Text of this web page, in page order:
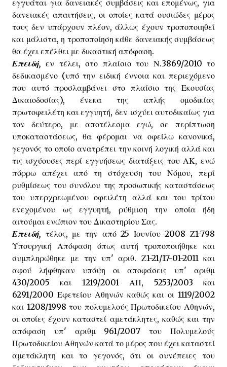
εγγυάται για δανειακές συμβάσεις και επομένως, για
δανειακές απαιτήσεις, οι οποίες κατά ουσιώδες μέρος
τους δεν υπάρχουν πλέον, άλλως έχουν τροποποιηθεί
και μάλιστα, η τροποποίηση κάθε δανειακής συμβάσεως
θα έχει επέλθει με δικαστική απόφαση.
Επειδή, εν τέλει, στο πλαίσιο του Ν.3869/2010 το
δεδικασμένο (υπό την ειδική έννοια και περιεχόμενο
που αυτό προσλαμβάνει στο πλαίσιο της Εκουσίας
Δικαιοδοσίας), ένεκα της απλής ομοδικίας
πρωτοφειλέτη και εγγυητή, δεν ισχύει αυτοδικαίως για
τον δεύτερο, με αποτέλεσμα εγώ, σε περίπτωση
υποκαταστάσεως, θα φέρομαι να οφείλω κανονικά,
γεγονός το οποίο ανατρέπει την κοινή λογική αλλά και
τις ισχύουσες περί εγγυήσεως διατάξεις του ΑΚ, ενώ
πόρρω απέχει από τη στόχευση του Νόμου, περί
ρυθμίσεως του συνόλου της προσωπικής καταστάσεως
του υπερχρεωμένου οφειλέτη αλλά και του τρίτου
ενεχομένου ως εγγυητή, ρύθμιση την οποία ήδη
αιτούμαι ενώπιον του Δικαστηρίου Σας.
Επειδή, τέλος, με την από 25 Ιουνίου 2008 Ζ1-798
Υπουργική Απόφαση όπως αυτή τροποποιήθηκε και
συμπληρώθηκε με την υπ' αριθ. Ζ1-21/17-01-2011 και
αφού λήφθηκαν υπόψη οι αποφάσεις υπ' αριθμ
430/2005 και 1219/2001 ΑΠ, 5253/2003 και
6291/2000 Εφετείου Αθηνών καθώς και οι 1119/2002
και 1208/1998 του πολυμελούς Πρωτοδικείου Αθηνών,
οι οποίες έχουν καταστεί αμετάκλητες, καθώς και την
απόφαση υπ' αριθμ 961/2007 του Πολυμελούς
Πρωτοδικείου Αθηνών κατά το μέρος που έχει καταστεί
αμετάκλητη και το γεγονός, ότι οι συνέπειες του